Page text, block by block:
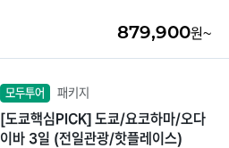
879,900원~
모두투어 패키지
[도쿄핵심PICK] 도쿄/요코하마/오다
이바 3일 (전일관광/핫플레이스)